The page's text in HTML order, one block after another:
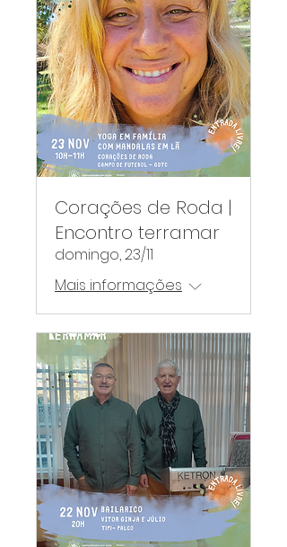
Corações de Roda |
Encontro terramar
domingo, 23/11
Mais informações